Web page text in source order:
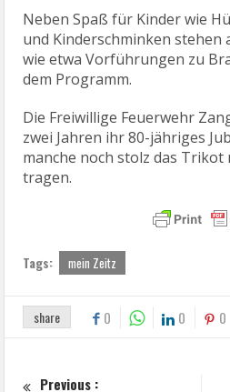
Neben Spaß für Kinder wie
und Kinderschminken stehen
wie etwa Vorführungen zu
dem Programm.
Die Freiwillige Feuerwehr
zwei Jahren ihr 80-jähriges
manche noch stolz das
tragen.
Tags: mein Zeitz
share 0 0 0